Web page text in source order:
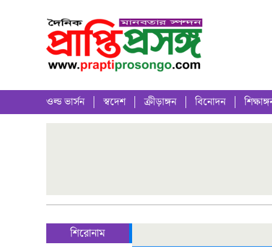
ওল্ড ভার্সন স্বদেশ ক্রীড়াঙ্গন বিনোদন
শিরোনাম